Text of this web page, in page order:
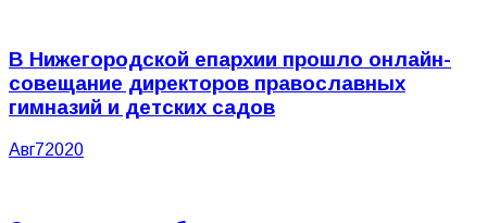
В Нижегородской епархии прошло онлайн-
совещание директоров православных
гимназий и детских садов
Авг72020